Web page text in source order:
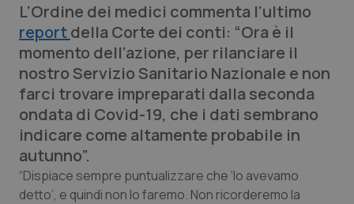
Edizioni Regionali
QS Pro
Professionisti Sanitari.AI
Abruzzo
Basilicata
QS Pro Gold
Artrite & artrosi
QS Club Newsletter
L’Ordine dei medici commenta l’ultimo
reportdella Corte dei conti: “Ora è il
momento dell’azione, per rilanciare il
nostro Servizio Sanitario Nazionale e non
farci trovare impreparati dalla seconda
ondata di Covid-19, che i dati sembrano
indicare come altamente probabile in
autunno”.
“Dispiace sempre puntualizzare che ‘lo avevamo
detto’, e quindi non lo faremo. Non ricorderemo la